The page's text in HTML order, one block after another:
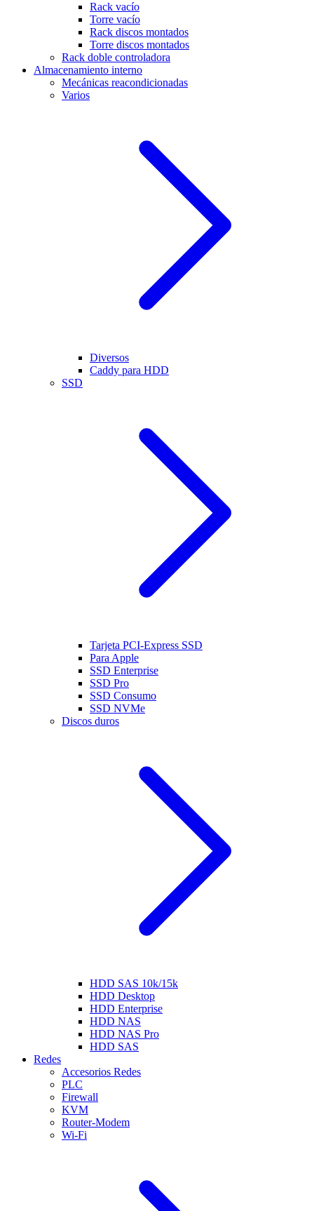
Rack vacío
Torre vacío
Rack discos montados
Torre discos montados
Rack doble controladora
Almacenamiento interno
Mecánicas reacondicionadas
Varios
Diversos
Caddy para HDD
SSD
Tarjeta PCI-Express SSD
Para Apple
SSD Enterprise
SSD Pro
SSD Consumo
SSD NVMe
Discos duros
HDD SAS 10k/15k
HDD Desktop
HDD Enterprise
HDD NAS
HDD NAS Pro
HDD SAS
Redes
Accesorios Redes
PLC
Firewall
KVM
Router-Modem
Wi-Fi